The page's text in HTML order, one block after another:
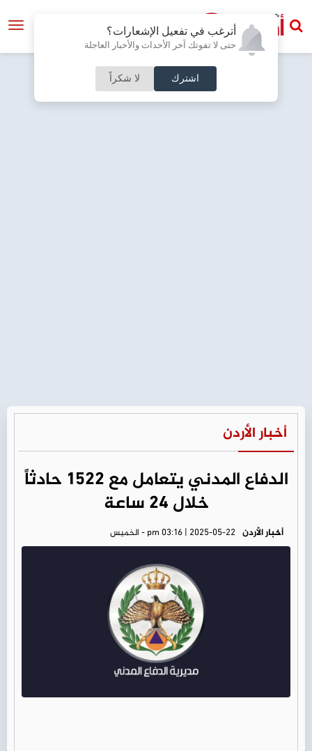
أترغب في تفعيل الإشعارات؟
حتى لا تفوتك آخر الأحداث والأخبار العاجلة
اشترك لا شكراً
أخبار الأردن
الدفاع المدني يتعامل مع 1522 حادثاً
خلال 24 ساعة
أخبار الأردن pm 03:16 | 2025-05-22 - الخميس